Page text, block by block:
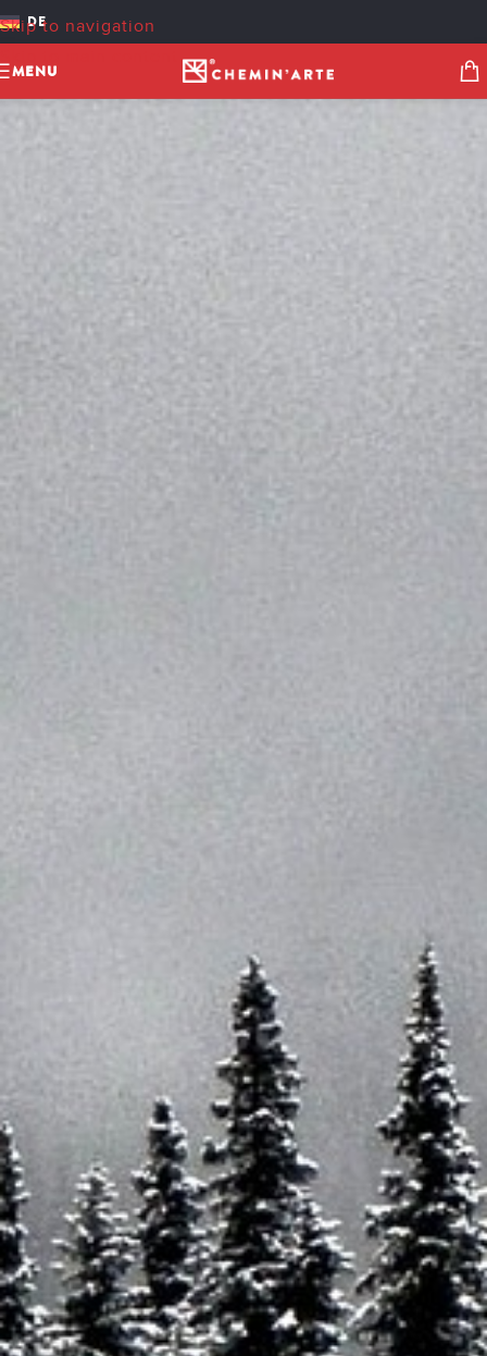
Skip to navigation
DE
MENU